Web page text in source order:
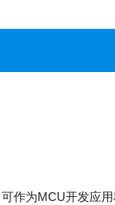
作为MCU开发应用